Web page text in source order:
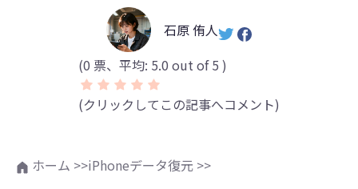
石原 侑人
(0 票、平均: 5.0 out of 5 )
(クリックしてこの記事へコメント)
ホーム >>iPhoneデータ復元 >>